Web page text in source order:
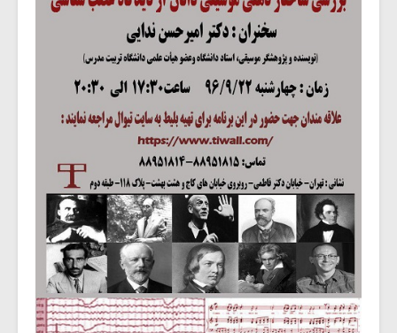
میکلوش روژا
یادداشتی بر موسیقی
متن فیلم «متری
شیش و نیم»
اگر نمی توانی
مشهورترین باشی،
بدنام ترین باش
سکانسی
موسیقی